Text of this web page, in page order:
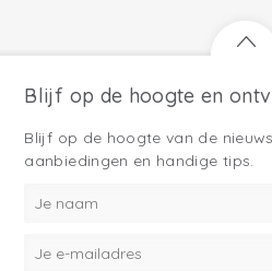
Blijf op de hoogte en
Blijf op de hoogte van de
aanbiedingen en handige tips.